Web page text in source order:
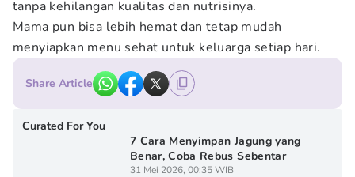
tanpa kehilangan kualitas dan nutrisinya.
Mama pun bisa lebih hemat dan tetap mudah
menyiapkan menu sehat untuk keluarga setiap hari.
Share Article
Curated For You
7 Cara Menyimpan Jagung yang
Benar, Coba Rebus Sebentar
31 Mei 2026, 00:35 WIB